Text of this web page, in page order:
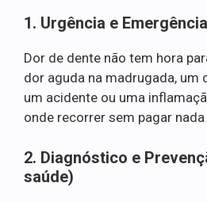
1. Urgência e
Dor de dente não tem hora
dor aguda na madrugada, um
um acidente ou uma
onde recorrer sem pagar
2. Diagnóstico e
saúde)